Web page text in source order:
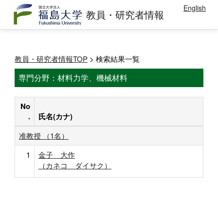
教員・研究者情報 English
教員・研究者情報TOP > 検索結果一覧
専門分野：材料力学、機械材料
No
.
氏名(カナ)
准教授 （1名）
1
金子 大作
（カネコ ダイサク）